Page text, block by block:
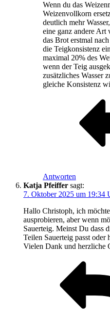
Wenn du das
Weizenvollkorn
deutlich mehr
eine ganz andere Art
das Brot erstmal
die Teigkonsistenz
maximal 20% des
wenn der Teig
zusätzliches Wasser
gleiche Konsistenz
Antworten
Katja Pfeiffer sagt:
7. Oktober 2025 um 19:34
Hallo Christoph, ich
ausprobieren, aber wenn
Sauerteig. Meinst Du dass
Teilen Sauerteig passt oder
Vielen Dank und herzliche